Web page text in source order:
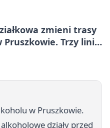
zmieni trasy
Trzy linie
w Pruszkowie.
działy przed